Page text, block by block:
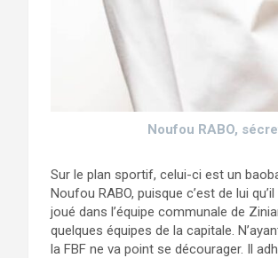
Noufou RABO,
Sur le plan sportif, celui-ci est un
Noufou RABO, puisque c’est de lui
joué dans l’équipe communale de
quelques équipes de la capitale.
la FBF ne va point se décourager. Il